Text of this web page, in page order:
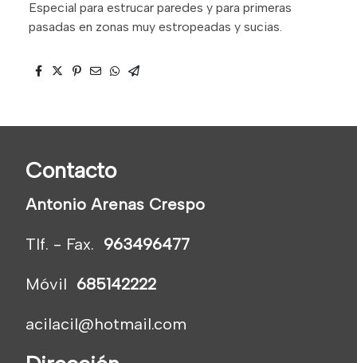
Especial para estrucar paredes y para primeras
pasadas en zonas muy estropeadas y sucias.
Contacto
Antonio Arenas Crespo
Tlf. - Fax. 963496477
Móvil 685142222
acilacil@hotmail.com